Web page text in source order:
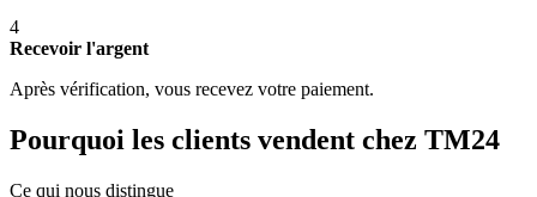
4
Recevoir l'argent
Après vérification, vous recevez votre paiement.
Pourquoi les clients vendent chez TM24
Ce qui nous distingue